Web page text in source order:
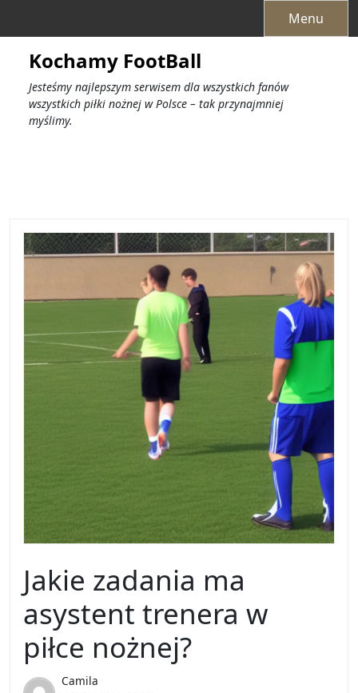
Menu
Kochamy FootBall
Jesteśmy najlepszym serwisem dla wszystkich fanów
wszystkich piłki nożnej w Polsce – tak przynajmniej
myślimy.
Jakie zadania ma
asystent trenera w
piłce nożnej?
Camila